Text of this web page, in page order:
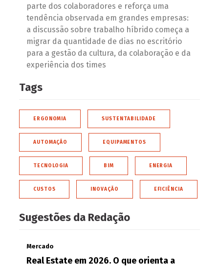
parte dos colaboradores e reforça uma
tendência observada em grandes empresas:
a discussão sobre trabalho híbrido começa a
migrar da quantidade de dias no escritório
para a gestão da cultura, da colaboração e da
experiência dos times
Tags
ERGONOMIA SUSTENTABILIDADE
AUTOMAÇÃO EQUIPAMENTOS
TECNOLOGIA BIM ENERGIA
CUSTOS INOVAÇÃO EFICIÊNCIA
Sugestões da Redação
Mercado
Real Estate em 2026. O que orienta a